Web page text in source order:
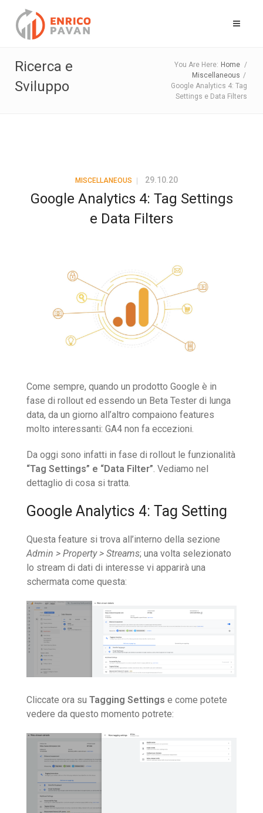
Ricerca e
Sviluppo
You Are Here: Home /
Miscellaneous /
Google Analytics 4: Tag
Settings e Data Filters
MISCELLANEOUS 29.10.20
Google Analytics 4: Tag Settings
e Data Filters
Come sempre, quando un prodotto Google è in
fase di rollout ed essendo un Beta Tester di lunga
data, da un giorno all’altro compaiono features
molto interessanti: GA4 non fa eccezioni.
Da oggi sono infatti in fase di rollout le funzionalità
“Tag Settings” e “Data Filter” . Vediamo nel
dettaglio di cosa si tratta.
Google Analytics 4: Tag Setting
Questa feature si trova all’interno della sezione
Admin > Property > Streams; una volta selezionato
lo stream di dati di interesse vi apparirà una
schermata come questa:
Cliccate ora su Tagging Settings e come potete
vedere da questo momento potrete: